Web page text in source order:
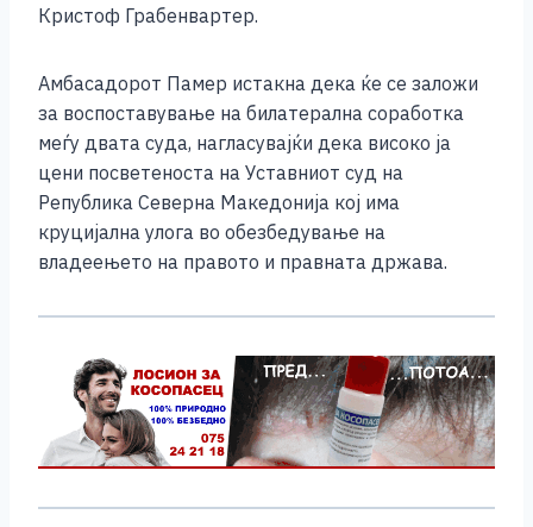
Кристоф Грабенвартер.
Амбасадорот Памер истакна дека ќе се заложи
за воспоставување на билатерална соработка
меѓу двата суда, нагласувајќи дека високо ја
цени посветеноста на Уставниот суд на
Република Северна Македонија кој има
круцијална улога во обезбедување на
владеењето на правото и правната држава.